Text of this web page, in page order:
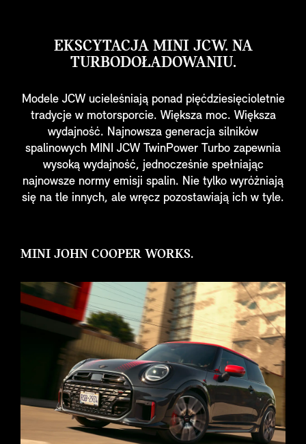
EKSCYTACJA MINI JCW. NA
TURBODOŁADOWANIU.
Modele JCW ucieleśniają ponad pięćdziesięcioletnie
tradycje w motorsporcie. Większa moc. Większa
wydajność. Najnowsza generacja silników
spalinowych MINI JCW TwinPower Turbo zapewnia
wysoką wydajność, jednocześnie spełniając
najnowsze normy emisji spalin. Nie tylko wyróżniają
się na tle innych, ale wręcz pozostawiają ich w tyle.
MINI JOHN COOPER WORKS.